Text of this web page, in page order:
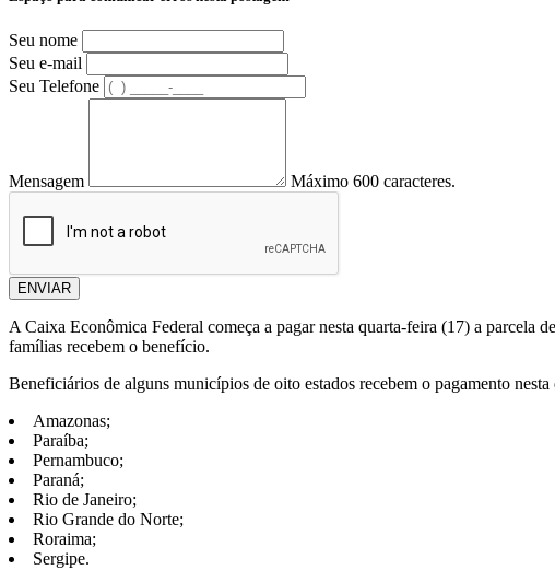
Seu nome
Seu e-mail
Seu Telefone
Mensagem Máximo 600 caracteres.
ENVIAR
A Caixa Econômica Federal começa a pagar nesta quarta-feira (17) a
famílias recebem o benefício.
Beneficiários de alguns municípios de oito estados recebem o pagamento
Amazonas;
Paraíba;
Pernambuco;
Paraná;
Rio de Janeiro;
Rio Grande do Norte;
Roraima;
Sergipe.